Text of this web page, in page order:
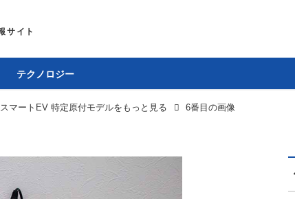
テクノロジー
スマートEV 特定原付モデルをもっと見る 6番目の画像